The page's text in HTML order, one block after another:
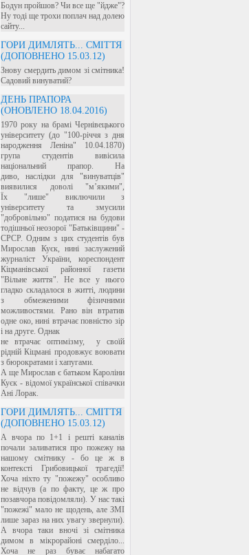
Бодун пройшов? Чи все ще "йдже"?
Ну тоді ще трохи поплач над долею
сайту...
ГОРИ ДИМЛЯТЬ... СМІТТЯ
(ДОПОВНЕНО 15.03.12)
Знову смердить димом зі смітника!
Садовий винуватий?
ДЕНЬ ПРАПОРА
(ОНОВЛЕНО 18.04.2016)
1970 року на брамі Чернівецького
університету (до "100-річчя з дня
народження Леніна" 10.04.1870)
група студентів вивісила
національний прапор. На
диво, наслідки для "винуватців"
виявилися доволі "м’якими",
Їх "лише" виключили з
університету та змусили
"добровільно" податися на будови
тодішньої неозорої "Батьківщини" -
СРСР. Одним з цих студентів був
Мирослав Куєк, нині заслужений
журналіст України, кореспондент
Кіцманівської районної газети
"Вільне життя". Не все у нього
гладко складалося в житті, людини
з обмеженими фізичними
можливостями. Рано він втратив
одне око, нині втрачає повністю зір
і на друге. Однак
не втрачає оптимізму, у своїй
рідній Кіцмані продовжує воювати
з бюрократами і хапугами.
А ще Мирослав є батьком Кароліни
Куєк - відомої української співачки
Ані Лорак.
ГОРИ ДИМЛЯТЬ... СМІТТЯ
(ДОПОВНЕНО 15.03.12)
А вчора по 1+1 і решті каналів
почали заливатися про пожежу на
нашому смітнику - бо це ж в
контексті Грибовицької трагедії!
Хоча ніхто ту "пожежу" особливо
не відчув (а по факту, це ж про
позавчора повідомляли). У нас такі
"пожежі" мало не щодень, але ЗМІ
лише зараз на них увагу звернули).
А вчора таки вночі зі смітника
димом в мікрорайоні смерділо...
Хоча не раз буває набагато